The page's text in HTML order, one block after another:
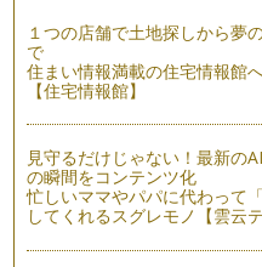
ブルーベリーのクレープ
こんにちは！お菓子研究家
つに材料を順にまぜて、フラ
につくるべーコンときのこの
マンゴーのタルト
こんにちは！ お菓子研究家
ったりのマンゴー…
１つの店舗で土地探しから夢
で
住まい情報満載の住宅情報館
【住宅情報館】
見守るだけじゃない！最新の
の瞬間をコンテンツ化
忙しいママやパパに代わって
してくれるスグレモノ【雲云